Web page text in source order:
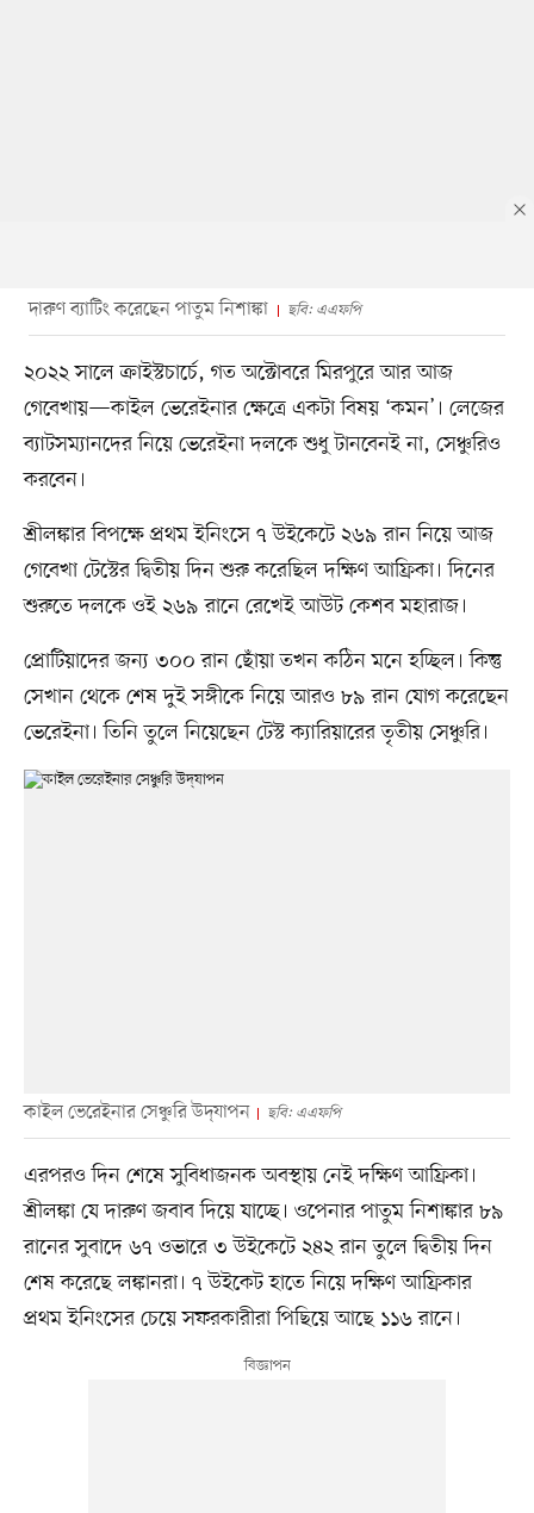
দারুণ ব্যাটিং করেছেন পাতুম নিশাঙ্কা ছবি: এএফপি
২০২২ সালে ক্রাইস্টচার্চে, গত অক্টোবরে মিরপুরে আর আজ
গেবেখায়—কাইল ভেরেইনার ক্ষেত্রে একটা বিষয় ‘কমন’। লেজের
ব্যাটসম্যানদের নিয়ে ভেরেইনা দলকে শুধু টানবেনই না, সেঞ্চুরিও
করবেন।
শ্রীলঙ্কার বিপক্ষে প্রথম ইনিংসে ৭ উইকেটে ২৬৯ রান নিয়ে আজ
গেবেখা টেস্টের দ্বিতীয় দিন শুরু করেছিল দক্ষিণ আফ্রিকা। দিনের
শুরুতে দলকে ওই ২৬৯ রানে রেখেই আউট কেশব মহারাজ।
প্রোটিয়াদের জন্য ৩০০ রান ছোঁয়া তখন কঠিন মনে হচ্ছিল। কিন্তু
সেখান থেকে শেষ দুই সঙ্গীকে নিয়ে আরও ৮৯ রান যোগ করেছেন
ভেরেইনা। তিনি তুলে নিয়েছেন টেস্ট ক্যারিয়ারের তৃতীয় সেঞ্চুরি।
কাইল ভেরেইনার সেঞ্চুরি উদ্‌যাপন ছবি: এএফপি
এরপরও দিন শেষে সুবিধাজনক অবস্থায় নেই দক্ষিণ আফ্রিকা।
শ্রীলঙ্কা যে দারুণ জবাব দিয়ে যাচ্ছে। ওপেনার পাতুম নিশাঙ্কার ৮৯
রানের সুবাদে ৬৭ ওভারে ৩ উইকেটে ২৪২ রান তুলে দ্বিতীয় দিন
শেষ করেছে লঙ্কানরা। ৭ উইকেট হাতে নিয়ে দক্ষিণ আফ্রিকার
প্রথম ইনিংসের চেয়ে সফরকারীরা পিছিয়ে আছে ১১৬ রানে।